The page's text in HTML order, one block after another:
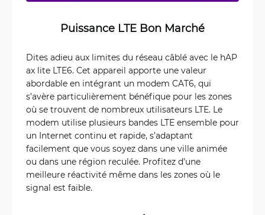
Puissance LTE Bon Marché
Dites adieu aux limites du réseau câblé avec le hAP
ax lite LTE6. Cet appareil apporte une valeur
abordable en intégrant un modem CAT6, qui
s’avère particulièrement bénéfique pour les zones
où se trouvent de nombreux utilisateurs LTE. Le
modem utilise plusieurs bandes LTE ensemble pour
un Internet continu et rapide, s’adaptant
facilement que vous soyez dans une ville animée
ou dans une région reculée. Profitez d’une
meilleure réactivité même dans les zones où le
signal est faible.